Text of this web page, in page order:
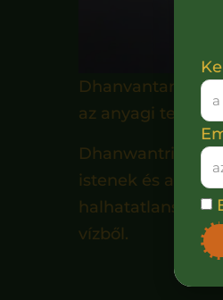
Dhanvantari, a
az anyagi
Dhanwantri, az
istenek és a
halhatatlanság)
vízből.